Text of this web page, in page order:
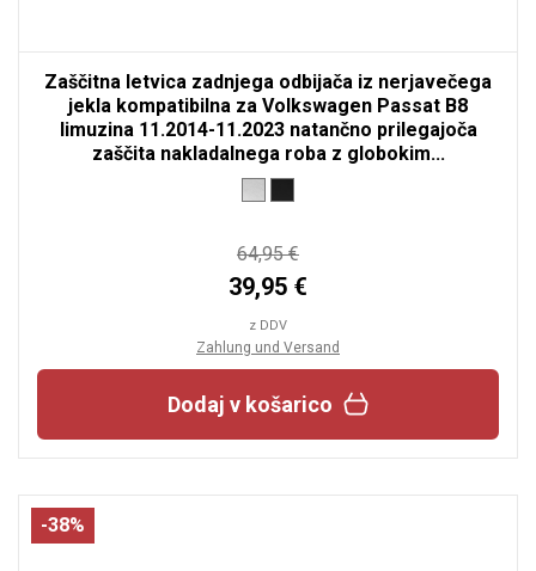
Zaščitna letvica zadnjega odbijača iz nerjavečega
jekla kompatibilna za Volkswagen Passat B8
limuzina 11.2014-11.2023 natančno prilegajoča
zaščita nakladalnega roba z globokim...
64,95 €
39,95 €
z DDV
Zahlung und Versand
Dodaj v košarico
-38%